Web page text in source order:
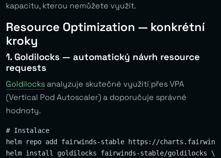
kapacitu, kterou nemůžete využít.
Resource Optimization — konkrétní
kroky
1. Goldilocks — automatický návrh resource
requests
Goldilocks analyzuje skutečné využití přes VPA
(Vertical Pod Autoscaler) a doporučuje správné
hodnoty.
# Instalace
helm repo add fairwinds-stable https://
helm install goldilocks fairwinds-stable/goldilocks \